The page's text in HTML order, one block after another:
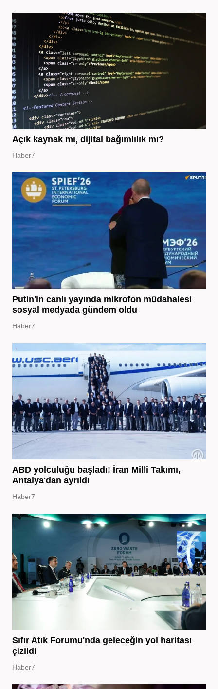
Açık kaynak mı, dijital bağımlılık mı?
Haber7
Putin'in canlı yayında mikrofon müdahalesi
sosyal medyada gündem oldu
Haber7
ABD yolculuğu başladı! İran Milli Takımı,
Antalya'dan ayrıldı
Haber7
Sıfır Atık Forumu'nda geleceğin yol haritası
çizildi
Haber7